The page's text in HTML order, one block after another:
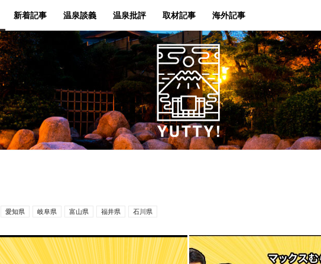
新着記事 温泉談義 温泉批評 取材記事 海外記事
愛知県 岐阜県 富山県 福井県 石川県